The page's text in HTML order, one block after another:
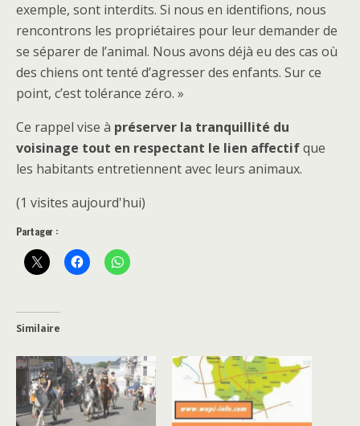
exemple, sont interdits. Si nous en identifions, nous
rencontrons les propriétaires pour leur demander de
se séparer de l’animal. Nous avons déjà eu des cas où
des chiens ont tenté d’agresser des enfants. Sur ce
point, c’est tolérance zéro. »
Ce rappel vise à préserver la tranquillité du
voisinage tout en respectant le lien affectifque
les habitants entretiennent avec leurs animaux.
(1 visites aujourd'hui)
Partager :
Similaire